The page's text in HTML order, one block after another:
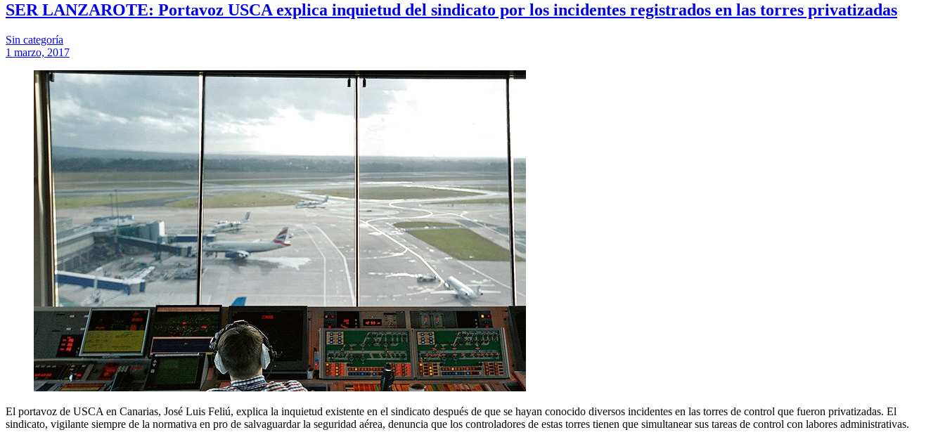
SER LANZAROTE: Portavoz USCA explica inquietud del sindicato por los incidentes registrados en las torres privatizadas
Sin categoría
1 marzo, 2017
El portavoz de USCA en Canarias, José Luis Feliú, explica la inquietud existente en el sindicato después de que se hayan conocido diversos incidentes en las torres de control que fueron privatizadas. El
sindicato, vigilante siempre de la normativa en pro de salvaguardar la seguridad aérea, denuncia que los controladores de estas torres tienen que simultanear sus tareas de control con labores administrativas.